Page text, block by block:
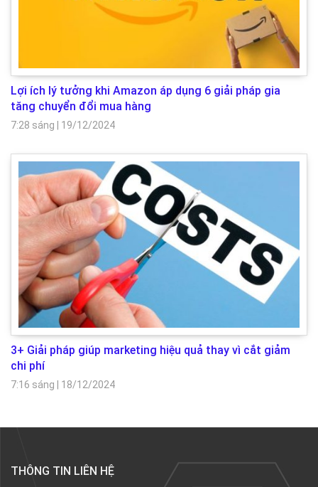
Lợi ích lý tưởng khi Amazon áp dụng 6 giải pháp gia
tăng chuyển đổi mua hàng
7:28 sáng | 19/12/2024
3+ Giải pháp giúp marketing hiệu quả thay vì cắt giảm
chi phí
7:16 sáng 18/12/2024
THÔNG TIN LIÊN HỆ